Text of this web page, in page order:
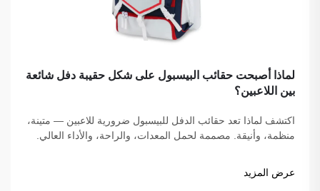
لماذا أصبحت حقائب البيسبول على شكل حقيبة دفل شائعة
بين اللاعبين؟
اكتشف لماذا تعد حقائب الدفل للبيسبول ضرورية للاعبين — متينة،
منظمة، وأنيقة. مصممة لحمل المعدات، والراحة، والأداء العالي.
عرض المزيد